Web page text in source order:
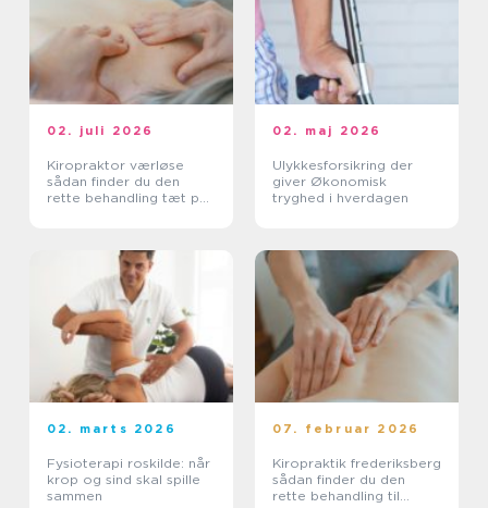
02. juli 2026
Kiropraktor værløse
sådan finder du den
rette behandling tæt på
02. maj 2026
Ulykkesforsikring der
giver Økonomisk
tryghed i hverdagen
02. marts 2026
Fysioterapi roskilde: når
krop og sind skal spille
sammen
07. februar 2026
Kiropraktik frederiksberg
sådan finder du den
rette behandling til